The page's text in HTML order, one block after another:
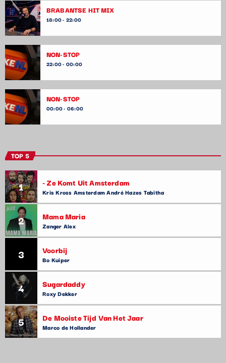
BRABANTSE HIT MIX
18:00 - 22:00
NON-STOP
22:00 - 00:00
NON-STOP
00:00 - 06:00
TOP 5
1 - Ze Komt Uit Amsterdam
Kris Kross Amsterdam André Hazes Tabitha
2 Mama Maria
Zanger Alex
3 Voorbij
Bo Kuiper
4 Sugardaddy
Roxy Dekker
5 De Mooiste Tijd Van Het Jaar
Marco de Hollander